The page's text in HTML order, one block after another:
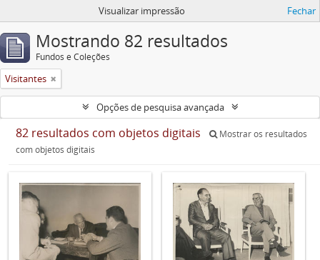
Visualizar impressão Fechar
Mostrando 82 resultados
Fundos e Coleções
Visitantes
Opções de pesquisa avançada
82 resultados com objetos digitais
Mostrar os resultados
com objetos digitais